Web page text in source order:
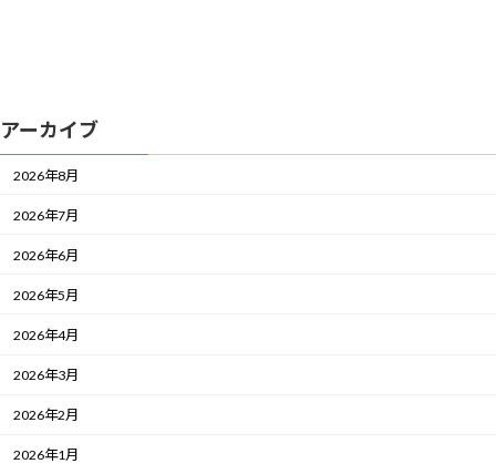
アーカイブ
2026年8月
2026年7月
2026年6月
2026年5月
2026年4月
2026年3月
2026年2月
2026年1月